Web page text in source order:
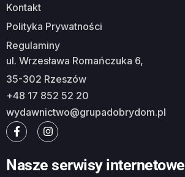
Kontakt
Polityka Prywatności
Regulaminy
ul. Wrzesława Romańczuka 6,
35-302 Rzeszów
+48 17 852 52 20
wydawnictwo@grupadobrydom.pl
Nasze serwisy internetowe